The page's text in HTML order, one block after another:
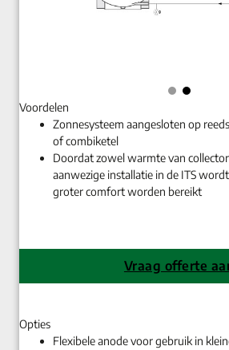
Voordelen
Zonnesysteem aangesloten op
of combiketel
Doordat zowel warmte van
aanwezige installatie in de ITS
groter comfort worden bereikt
Vraag offerte
Opties
Flexibele anode voor gebruik in